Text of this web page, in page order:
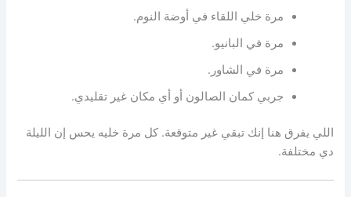
مرة خلي اللقاء في أوضة النوم.
مرة في البانيو.
مرة في الشاور.
جربي كمان الصالون أو أي مكان غير تقليدي.
اللي يفرق هنا إنك تبقي غير متوقعة. كل مرة خليه يحس إن الليلة
دي مختلفة.